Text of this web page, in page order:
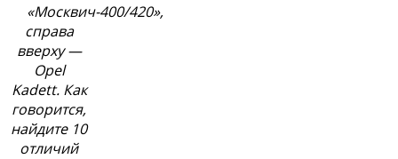
«Москвич-400/420»,
справа
вверху —
Opel
Kadett. Как
говорится,
найдите 10
отличий